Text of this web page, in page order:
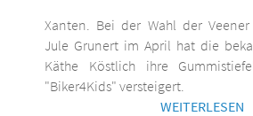
Xanten. Bei der Wahl der Veener
Jule Grunert im April hat die
Käthe Köstlich ihre
"Biker4Kids" versteigert.
WEITERLESEN